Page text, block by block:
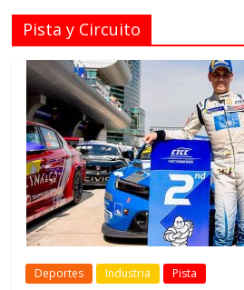
Pista y Circuito
Deportes Industria Pista